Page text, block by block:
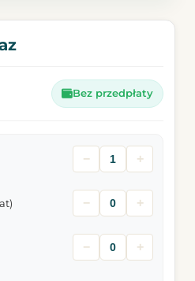
Bez przedpłaty
− +
− +
− +